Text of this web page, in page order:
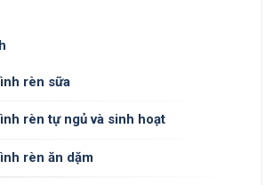
rèn sữa
rèn tự ngủ và sinh hoạt
rèn ăn dặm